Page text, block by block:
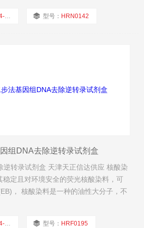
型号： HRN0142
组DNA去除逆转录试剂盒
逆转录试剂盒 天津天正信达供应 核酸染
稳定且对环境安全的荧光核酸染料，可
， 核酸染料是一种的油性大分子，不
型号： HRF0195